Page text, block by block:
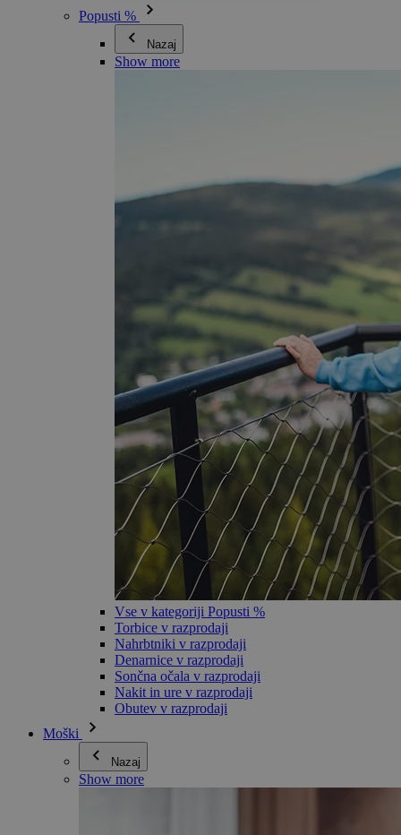
Popusti %
Nazaj
Show more
Vse v kategoriji Popusti %
Torbice v razprodaji
Nahrbtniki v razprodaji
Denarnice v razprodaji
Sončna očala v razprodaji
Nakit in ure v razprodaji
Obutev v razprodaji
Moški
Nazaj
Show more